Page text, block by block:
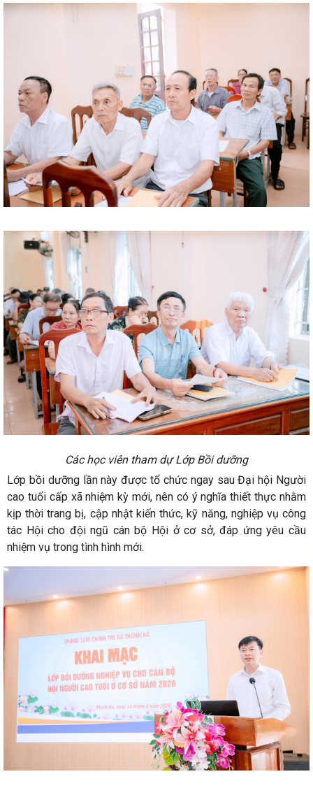
Các học viên tham dự Lớp Bồi dưỡng
Lớp bồi dưỡng lần này được tổ chức ngay sau Đại hội Người
cao tuổi cấp xã nhiệm kỳ mới, nên có ý nghĩa thiết thực nhằm
kịp thời trang bị, cập nhật kiến thức, kỹ năng, nghiệp vụ công
tác Hội cho đội ngũ cán bộ Hội ở cơ sở, đáp ứng yêu cầu
nhiệm vụ trong tình hình mới.